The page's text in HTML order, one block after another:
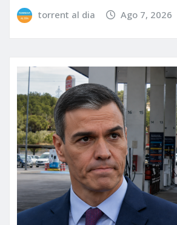
torrent al dia Ago 7, 2026